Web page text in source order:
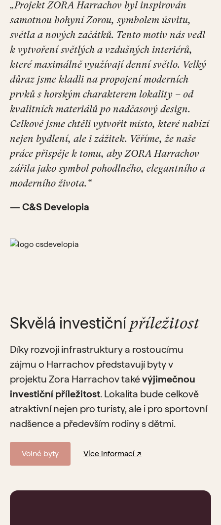
„Projekt ZORA Harrachov byl inspirován
samotnou bohyní Zorou, symbolem úsvitu,
světla a nových začátků. Tento motiv nás vedl
k vytvoření světlých a vzdušných interiérů,
které maximálně využívají denní světlo. Velký
důraz jsme kladli na propojení moderních
prvků s horským charakterem lokality – od
kvalitních materiálů po nadčasový design.
Celkově jsme chtěli vytvořit místo, které nabízí
nejen bydlení, ale i zážitek. Věříme, že naše
práce přispěje k tomu, aby ZORA Harrachov
zářila jako symbol pohodlného, elegantního a
moderního života.“
— C&S Developia
Skvělá investičnípříležitost
Díky rozvoji infrastruktury a rostoucímu
zájmu o Harrachov představují byty v
projektu Zora Harrachov takévýjimečnou
investiční příležitost. Lokalita bude celkově
atraktivní nejen pro turisty, ale i pro sportovní
nadšence a především rodiny s dětmi.
Volné byty Více informací ↗